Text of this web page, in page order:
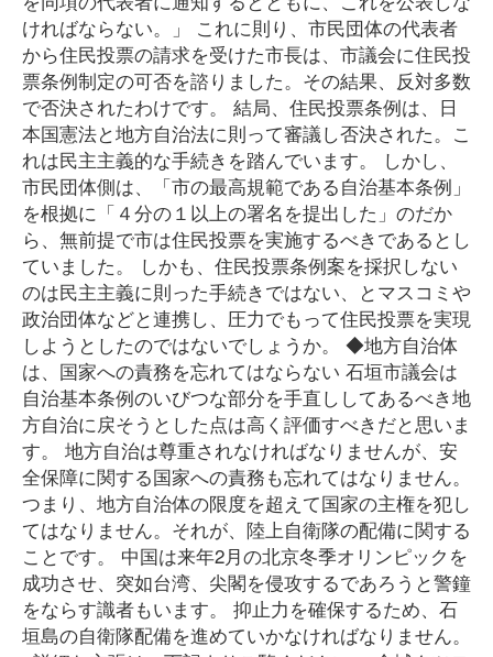
ければならない。」 これに則り、市民団体の代表者
から住民投票の請求を受けた市長は、市議会に住民投
票条例制定の可否を諮りました。その結果、反対多数
で否決されたわけです。 結局、住民投票条例は、日
本国憲法と地方自治法に則って審議し否決された。こ
れは民主主義的な手続きを踏んでいます。 しかし、
市民団体側は、「市の最高規範である自治基本条例」
を根拠に「４分の１以上の署名を提出した」のだか
ら、無前提で市は住民投票を実施するべきであるとし
ていました。 しかも、住民投票条例案を採択しない
のは民主主義に則った手続きではない、とマスコミや
政治団体などと連携し、圧力でもって住民投票を実現
しようとしたのではないでしょうか。 ◆地方自治体
は、国家への責務を忘れてはならない 石垣市議会は
自治基本条例のいびつな部分を手直ししてあるべき地
方自治に戻そうとした点は高く評価すべきだと思いま
す。 地方自治は尊重されなければなりませんが、安
全保障に関する国家への責務も忘れてはなりません。
つまり、地方自治体の限度を超えて国家の主権を犯し
てはなりません。それが、陸上自衛隊の配備に関する
ことです。 中国は来年2月の北京冬季オリンピックを
成功させ、突如台湾、尖閣を侵攻するであろうと警鐘
をならす識者もいます。 抑止力を確保するため、石
垣島の自衛隊配備を進めていかなければなりません。